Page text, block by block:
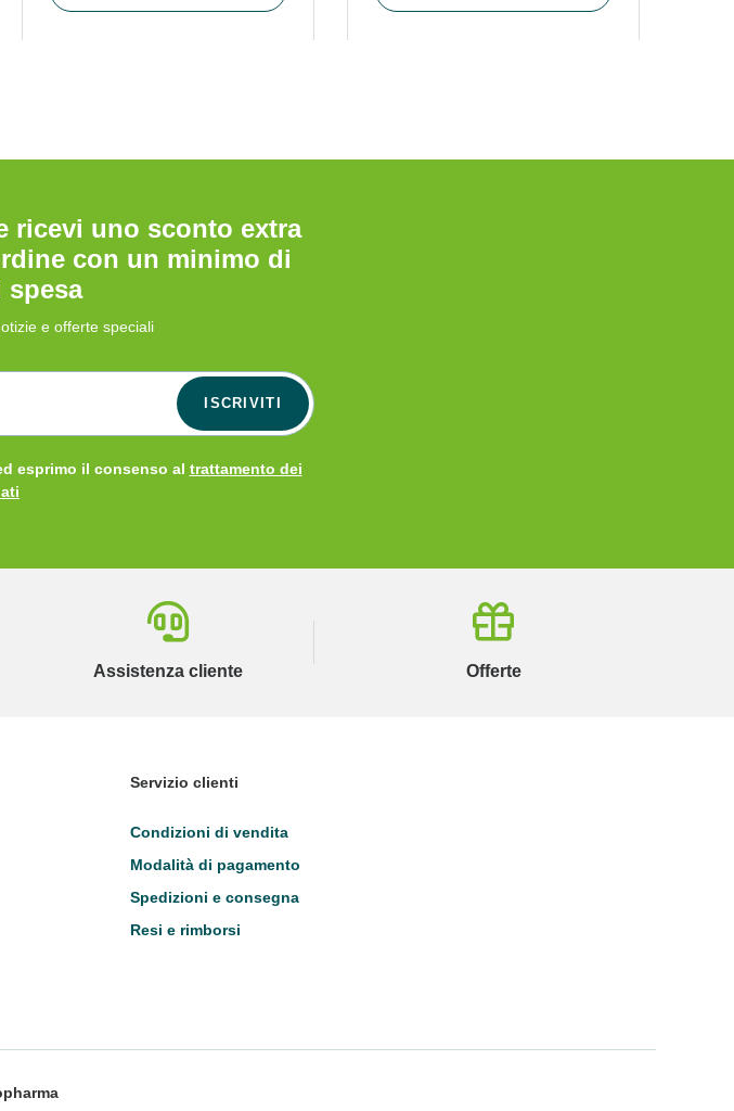
ricevi uno sconto extra
con un minimo di
spesa
e offerte speciali
ISCRIVITI
esprimo il consenso al trattamento dei
Assistenza cliente Offerte
Servizio clienti
Condizioni di vendita
Modalità di pagamento
Spedizioni e consegna
Resi e rimborsi
di Oggi